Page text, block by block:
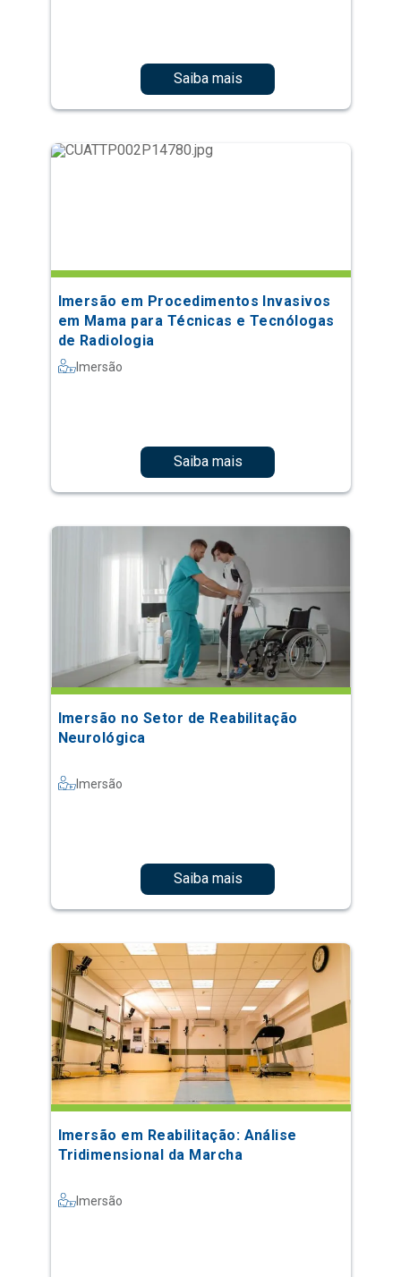
Saiba mais
Imersão em Procedimentos Invasivos
em Mama para Técnicas e Tecnólogas
de Radiologia
Imersão
Saiba mais
Imersão no Setor de Reabilitação
Neurológica
Imersão
Saiba mais
Imersão em Reabilitação: Análise
Tridimensional da Marcha
Imersão